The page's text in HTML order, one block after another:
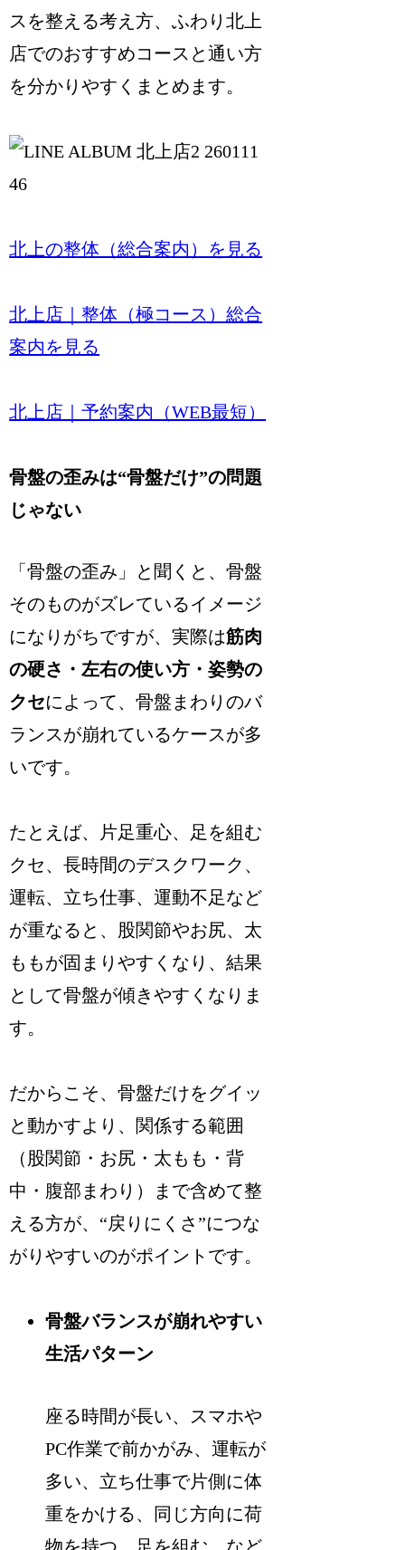
スを整える考え方、ふわり北上
店でのおすすめコースと通い方
を分かりやすくまとめます。
北上の整体（総合案内）を見る
北上店｜整体（極コース）総合
案内を見る
北上店｜予約案内（WEB最短）
骨盤の歪みは“骨盤だけ”の問題
じゃない
「骨盤の歪み」と聞くと、骨盤
そのものがズレているイメージ
になりがちですが、実際は筋肉
の硬さ・左右の使い方・姿勢の
クセによって、骨盤まわりのバ
ランスが崩れているケースが多
いです。
たとえば、片足重心、足を組む
クセ、長時間のデスクワーク、
運転、立ち仕事、運動不足など
が重なると、股関節やお尻、太
ももが固まりやすくなり、結果
として骨盤が傾きやすくなりま
す。
だからこそ、骨盤だけをグイッ
と動かすより、関係する範囲
（股関節・お尻・太もも・背
中・腹部まわり）まで含めて整
える方が、“戻りにくさ”につな
がりやすいのがポイントです。
骨盤バランスが崩れやすい
生活パターン
座る時間が長い、スマホや
PC作業で前かがみ、運転が
多い、立ち仕事で片側に体
重をかける、同じ方向に荷
物を持つ、足を組む、など